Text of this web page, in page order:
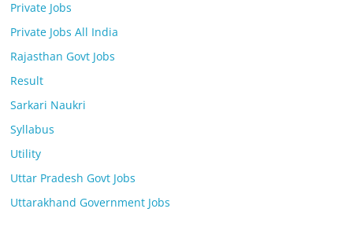
Private Jobs
Private Jobs All India
Rajasthan Govt Jobs
Result
Sarkari Naukri
Syllabus
Utility
Uttar Pradesh Govt Jobs
Uttarakhand Government Jobs